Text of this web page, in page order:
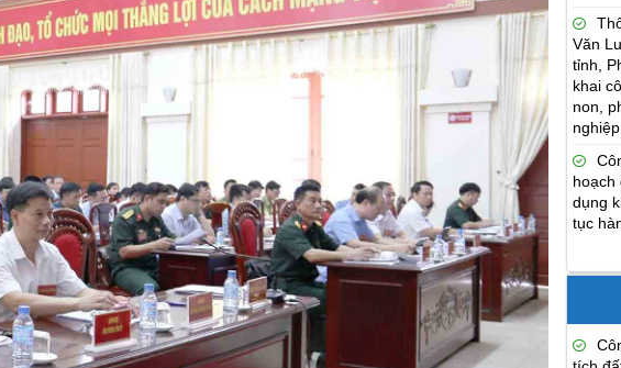
Văn
tỉnh,
khai
non,
hoạch
dụng
tục